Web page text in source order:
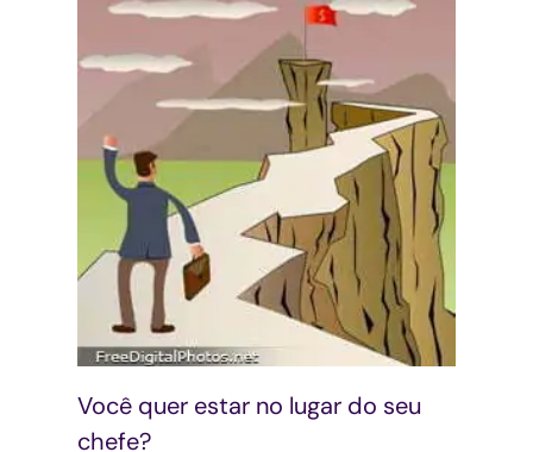
Você quer estar no lugar do seu
chefe?